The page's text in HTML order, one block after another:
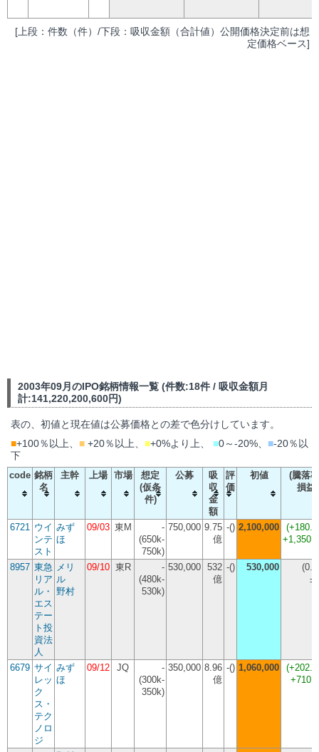
[上段：件数（件）/下段：吸収金額（合計値）公開価格決定前は想
定価格ベース]
2003年09月のIPO銘柄情報一覧 (件数:18件 / 吸収金額月
計:141,220,200,600円)
表の、初値と現在値は公募価格との差で色分けしています。
■+100％以上、 ■ +20％以上、 ■+0%より上、 ■0～-20%、 ■-20％以
下
code 銘柄
名
主幹 上場 市場
想定
(仮条
件)
公募
吸
収
金
額
評
価
初値
(騰落
損益
6721 ウイ
ンテ
スト
みず
ほ
09/03 東M
-
(650k-
750k)
750,000 9.75
億
-() 2,100,000 (
8957 東急
リア
ル・
エス
テー
ト投
資法
人
メリ
ル
野村
09/10 東R
-
(480k-
530k)
530,000 532
億
-() 530,000 (
6679 サイ
レッ
ク
ス・
テク
ノロ
ジ
みず
ほ
09/12 JQ
-
(300k-
350k)
350,000 8.96
億
-() 1,060,000 (